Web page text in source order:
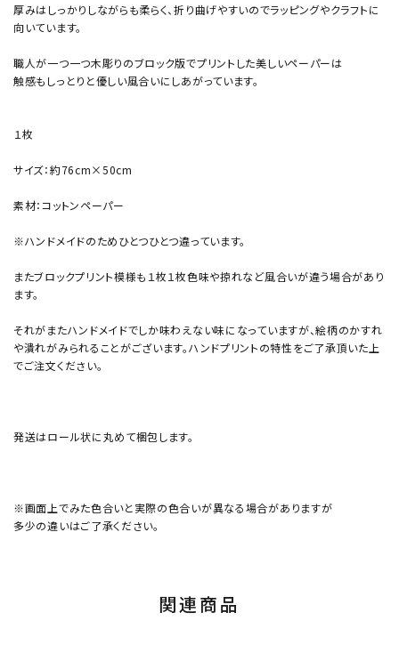
厚みはしっかりしながらも柔らく、折り曲げやすいのでラッピングやクラフトに
向いています。
職人が一つ一つ木彫りのブロック版でプリントした美しいペーパーは
触感もしっとりと優しい風合いにしあがっています。
１枚
サイズ：約76cm×50cm
素材：コットンペーパー
※ハンドメイドのためひとつひとつ違っています。
またブロックプリント模様も１枚１枚色味や掠れなど風合いが違う場合があり
ます。
それがまたハンドメイドでしか味わえない味になっていますが、絵柄のかすれ
や潰れがみられることがございます。ハンドプリントの特性をご了承頂いた上
でご注文ください。
発送はロール状に丸めて梱包します。
※画面上でみた色合いと実際の色合いが異なる場合がありますが
多少の違いはご了承ください。
関連商品